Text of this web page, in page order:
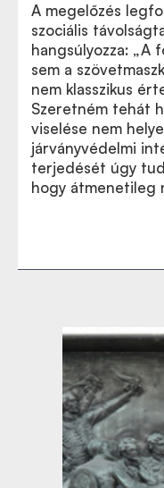
A megelőzés
szociális
hangsúlyozza: „A
sem a
nem klasszikus
Szeretném tehát
viselése nem
járványvédelmi
terjedését úgy
hogy átmenetileg